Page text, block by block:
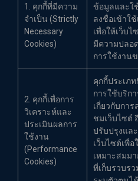
1. คุกกี้ที่มีความ
จำเป็น (Strictly
Necessary
Cookies)
ข้อมูลและใ
ลงชื่อเข้าใ
เพื่อให้เว็บ
มีความปลอ
การใช้งาน
2. คุกกี้เพื่อการ
วิเคราะห์และ
ประเมินผลการ
ใช้งาน
(Performance
Cookies)
คุกกี้ประเภ
การใช้บริก
เกี่ยวกับกา
ชมเว็บไซต์
ปรับปรุงแล
เว็บไซต์เพื่
เหมาะสมม
ที่เก็บรวบร